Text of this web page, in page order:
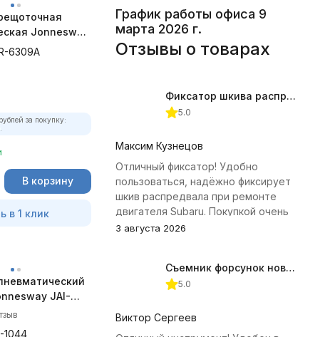
Jonnesway
2"DR
6309A
за покупку:
В корзину
в 1 клик
JAI-
8000 об/мин.,
1044
График работы офиса 9
марта 2026 г.
Отзывы о товарах
Фиксатор шкива распредвала (Subaru) JTC-4409
5.0
Максим Кузнецов
Отличный фиксатор! Удобно
пользоваться, надёжно фиксирует
шкив распредвала при ремонте
двигателя Subaru. Покупкой очень
доволен.
3 августа 2026
Съемник форсунок новых дизельных двигателей Jonnesway
5.0
Виктор Сергеев